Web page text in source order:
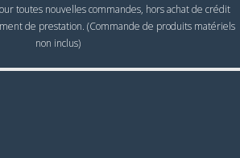
toutes nouvelles commandes, hors achat de crédit
de prestation. (Commande de produits matériels
non inclus)